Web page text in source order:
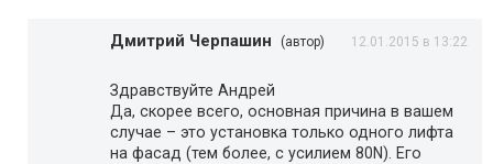
Дмитрий Черпашин (автор) 12.01.2015 в 13:22
Здравствуйте Андрей
Да, скорее всего, основная причина в вашем
случае – это установка только одного лифта
на фасад (тем более, с усилием 80N). Его